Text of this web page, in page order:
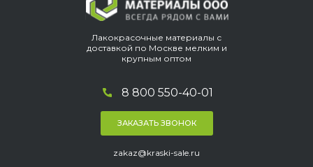
Лакокрасочные материалы с
доставкой по Москве мелким и
крупным оптом
8 800 550-40-01
ЗАКАЗАТЬ ЗВОНОК
zakaz@kraski-sale.ru